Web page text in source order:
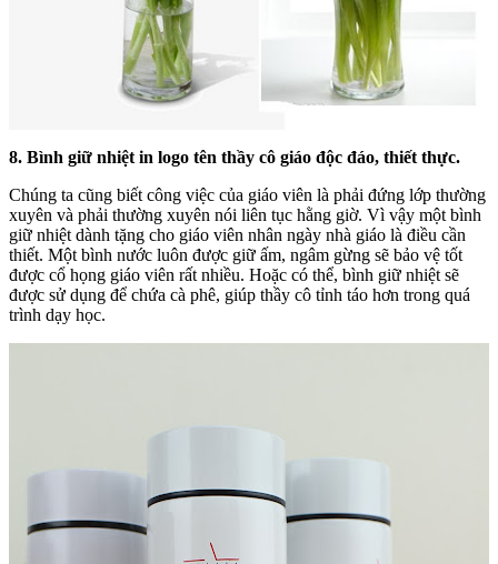
8. Bình giữ nhiệt in logo tên thầy cô giáo độc đáo, thiết thực.
Chúng ta cũng biết công việc của giáo viên là phải đứng lớp thường
xuyên và phải thường xuyên nói liên tục hằng giờ. Vì vậy một bình
giữ nhiệt dành tặng cho giáo viên nhân ngày nhà giáo là điều cần
thiết. Một bình nước luôn được giữ ấm, ngâm gừng sẽ bảo vệ tốt
được cổ họng giáo viên rất nhiều. Hoặc có thể, bình giữ nhiệt sẽ
được sử dụng để chứa cà phê, giúp thầy cô tỉnh táo hơn trong quá
trình dạy học.